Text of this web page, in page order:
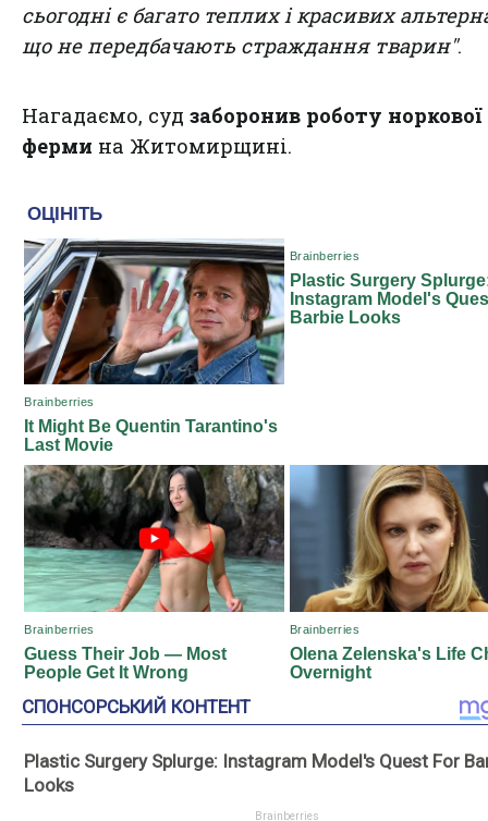
сьогодні є багато теплих і красивих
що не передбачають страждання тварин".
Нагадаємо, суд заборонив роботу норкової
ферми на Житомирщині.